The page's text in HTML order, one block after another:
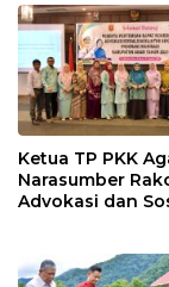
Ketua TP PKK
Narasumber
Advokasi dan